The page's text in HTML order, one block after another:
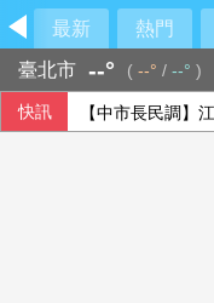
最新 熱門
臺北市 --° ( --° / --° )
快訊 【中市長民調